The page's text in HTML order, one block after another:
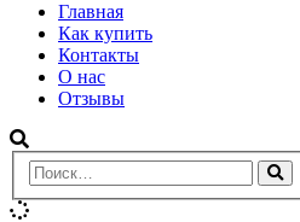
Главная
Как купить
Контакты
О нас
Отзывы